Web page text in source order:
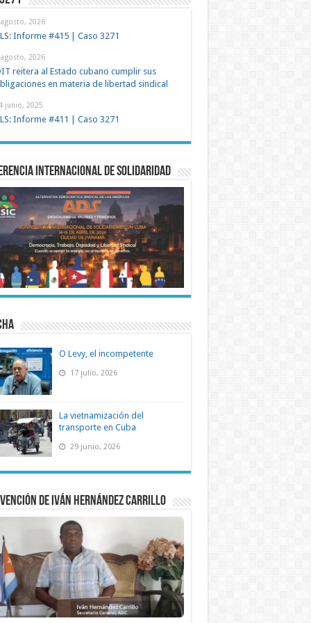
2026
Informe #415 | Caso 3271
2026
reitera al Estado cubano cumplir sus
en materia de libertad sindical
junio, 2025
Informe #411 | Caso 3271
Internacional de Solidaridad
O Levy, el incompetente
17 julio, 2026
La vietnamización del
transporte en Cuba
29 junio, 2026
de Iván Hernández Carrillo